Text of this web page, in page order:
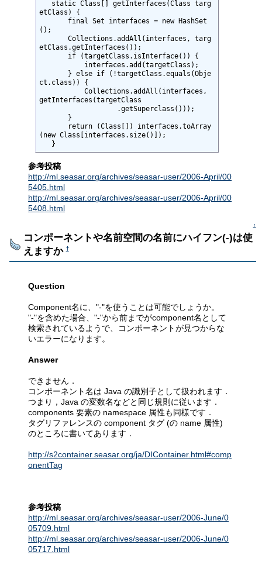
etClass) {
();
etClass.getInterfaces());
ct.class)) {
getInterfaces(targetClass
(new Class[interfaces.size()]);
   }
参考投稿
http://ml.seasar.org/archives/seasar-user/2006-April/00
5405.html
http://ml.seasar.org/archives/seasar-user/2006-April/00
5408.html
↑
コンポーネントや名前空間の名前にハイフン(-)は使
えますか †
Question
Component名に、"-"を使うことは可能でしょうか。
"-"を含めた場合、"-"から前までがcomponent名として
検索されているようで、コンポーネントが見つからな
いエラーになります。
Answer
できません．
コンポーネント名は Java の識別子として扱われます．
つまり，Java の変数名などと同じ規則に従います．
components 要素の namespace 属性も同様です．
タグリファレンスの component タグ (の name 属性)
のところに書いてあります．
http://s2container.seasar.org/ja/DIContainer.html#comp
onentTag
参考投稿
http://ml.seasar.org/archives/seasar-user/2006-June/0
05709.html
http://ml.seasar.org/archives/seasar-user/2006-June/0
05717.html